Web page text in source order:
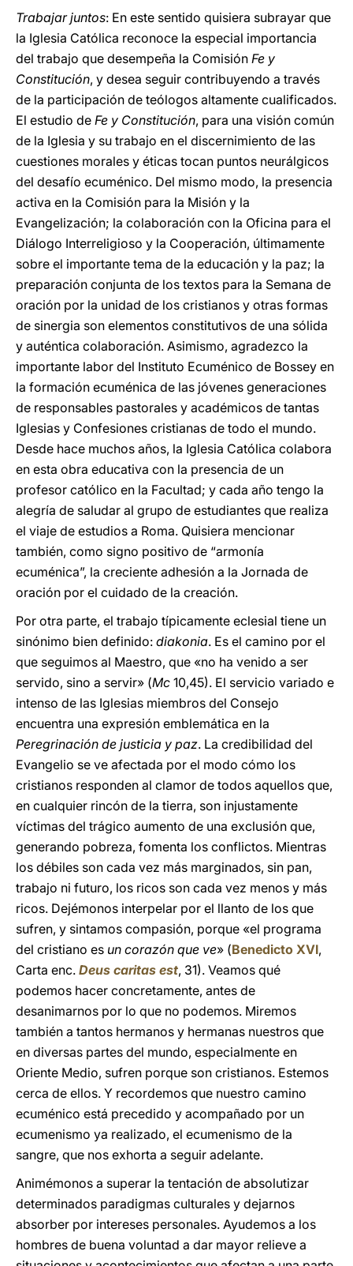
Trabajar juntos: En este sentido quisiera subrayar que
la Iglesia Católica reconoce la especial importancia
del trabajo que desempeña la Comisión Fe y
Constitución, y desea seguir contribuyendo a través
de la participación de teólogos altamente cualificados.
El estudio de Fe y Constitución, para una visión común
de la Iglesia y su trabajo en el discernimiento de las
cuestiones morales y éticas tocan puntos neurálgicos
del desafío ecuménico. Del mismo modo, la presencia
activa en la Comisión para la Misión y la
Evangelización; la colaboración con la Oficina para el
Diálogo Interreligioso y la Cooperación, últimamente
sobre el importante tema de la educación y la paz; la
preparación conjunta de los textos para la Semana de
oración por la unidad de los cristianos y otras formas
de sinergia son elementos constitutivos de una sólida
y auténtica colaboración. Asimismo, agradezco la
importante labor del Instituto Ecuménico de Bossey en
la formación ecuménica de las jóvenes generaciones
de responsables pastorales y académicos de tantas
Iglesias y Confesiones cristianas de todo el mundo.
Desde hace muchos años, la Iglesia Católica colabora
en esta obra educativa con la presencia de un
profesor católico en la Facultad; y cada año tengo la
alegría de saludar al grupo de estudiantes que realiza
el viaje de estudios a Roma. Quisiera mencionar
también, como signo positivo de “armonía
ecuménica”, la creciente adhesión a la Jornada de
oración por el cuidado de la creación.
Por otra parte, el trabajo típicamente eclesial tiene un
sinónimo bien definido: diakonia. Es el camino por el
que seguimos al Maestro, que «no ha venido a ser
servido, sino a servir» (Mc 10,45). El servicio variado e
intenso de las Iglesias miembros del Consejo
encuentra una expresión emblemática en la
Peregrinación de justicia y paz. La credibilidad del
Evangelio se ve afectada por el modo cómo los
cristianos responden al clamor de todos aquellos que,
en cualquier rincón de la tierra, son injustamente
víctimas del trágico aumento de una exclusión que,
generando pobreza, fomenta los conflictos. Mientras
los débiles son cada vez más marginados, sin pan,
trabajo ni futuro, los ricos son cada vez menos y más
ricos. Dejémonos interpelar por el llanto de los que
sufren, y sintamos compasión, porque «el programa
del cristiano es un corazón que ve» (Benedicto XVI,
Carta enc. Deus caritas est, 31). Veamos qué
podemos hacer concretamente, antes de
desanimarnos por lo que no podemos. Miremos
también a tantos hermanos y hermanas nuestros que
en diversas partes del mundo, especialmente en
Oriente Medio, sufren porque son cristianos. Estemos
cerca de ellos. Y recordemos que nuestro camino
ecuménico está precedido y acompañado por un
ecumenismo ya realizado, el ecumenismo de la
sangre, que nos exhorta a seguir adelante.
Animémonos a superar la tentación de absolutizar
determinados paradigmas culturales y dejarnos
absorber por intereses personales. Ayudemos a los
hombres de buena voluntad a dar mayor relieve a